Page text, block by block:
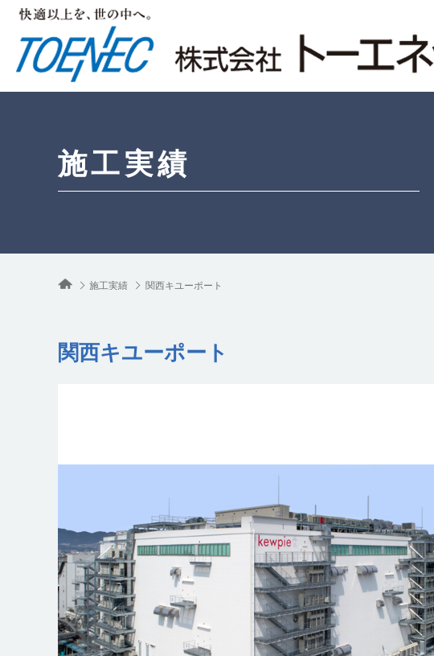
施工実績
施工実績 関西キユーポート
関西キユーポート